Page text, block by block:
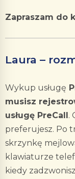
Zapraszam do
Laura –
Wykup usługę
musisz
usługę PreCall.
preferujesz. Po
skrzynkę
klawiaturze
kiedy